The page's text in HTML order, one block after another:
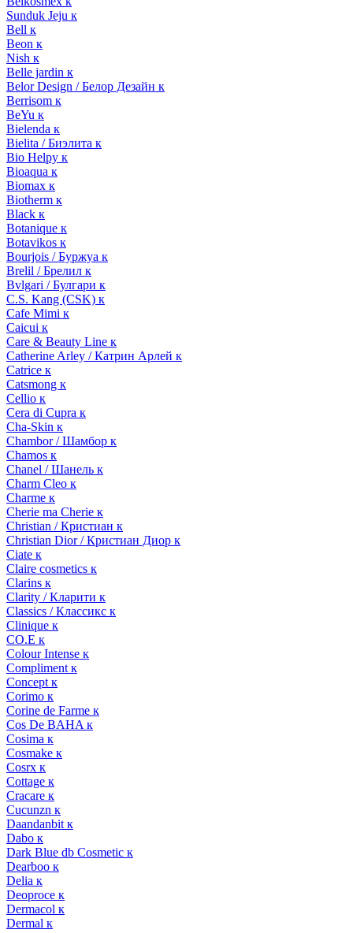
Sunduk Jeju к
Bell к
Beon к
Nish к
Belle jardin к
Belor Design / Белор Дезайн к
Berrisom к
BeYu к
Bielenda к
Bielita / Биэлита к
Bio Helpy к
Bioaqua к
Biomax к
Biotherm к
Black к
Botanique к
Botavikos к
Bourjois / Буржуа к
Brelil / Брелил к
Bvlgari / Булгари к
C.S. Kang (CSK) к
Cafe Mimi к
Caicui к
Care & Beauty Line к
Catherine Arley / Катрин Арлей к
Catrice к
Catsmong к
Cellio к
Cera di Cupra к
Cha-Skin к
Chambor / Шамбор к
Chamos к
Chanel / Шанель к
Charm Cleo к
Charme к
Cherie ma Cherie к
Christian / Кристиан к
Christian Dior / Кристиан Диор к
Ciate к
Claire cosmetics к
Clarins к
Clarity / Кларити к
Classics / Классикс к
Clinique к
CO.E к
Colour Intense к
Compliment к
Concept к
Corimo к
Corine de Farme к
Cos De BAHA к
Cosima к
Cosmake к
Cosrx к
Cottage к
Cracare к
Cucunzn к
Daandanbit к
Dabo к
Dark Blue db Cosmetic к
Dearboo к
Delia к
Deoproce к
Dermacol к
Dermal к